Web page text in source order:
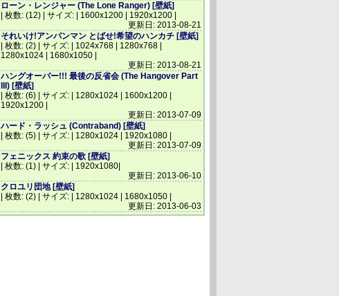
ローン・レンジャー (The Lone Ranger) [壁紙]
| 枚数: (12) | サイズ: | 1600x1200 | 1920x1200 |
更新日: 2013-08-21
それいけ!アンパンマン とばせ!希望のハンカチ [壁紙]
| 枚数: (2) | サイズ: | 1024x768 | 1280x768 |
1280x1024 | 1680x1050 |
更新日: 2013-08-21
ハングオーバー!!! 最後の反省会 (The Hangover Part
III) [壁紙]
| 枚数: (6) | サイズ: | 1280x1024 | 1600x1200 |
1920x1200 |
更新日: 2013-07-09
ハード・ラッシュ (Contraband) [壁紙]
| 枚数: (5) | サイズ: | 1280x1024 | 1920x1080 |
更新日: 2013-07-09
フェニックス 約束の歌 [壁紙]
| 枚数: (1) | サイズ: | 1920x1080|
更新日: 2013-06-10
クロユリ団地 [壁紙]
| 枚数: (2) | サイズ: | 1280x1024 | 1680x1050 |
更新日: 2013-06-03